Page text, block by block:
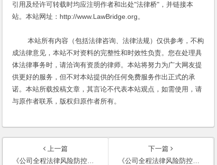
引用及经许可转载时均应注明作者和出处"法律桥"，并链接本
站。本站网址：http://www.LawBridge.org。
本站所有内容（包括法律咨询、法律法规）仅供参考，不构
成法律意见，本站不对资料的完整性和时效性负责。您在处理具
体法律事务时，请洽询有资质的律师。本站将努力为广大网友提
供更好的服务，但不对本站提供的任何免费服务作出正式的承
诺。本站所载投稿文章，其言论不代表本站观点，如需使用，请
与原作者联系，版权归原作者所有。
上一篇
《公司全程法律风险防控》目录
下一篇
《公司全程法律风险防控实务操作与案例评析》前言